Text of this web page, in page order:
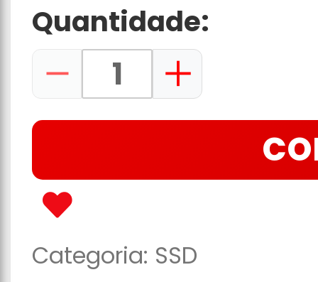
Quantidade:
Categoria: SSD